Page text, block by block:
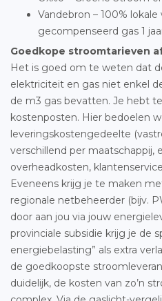
Vandebron – 100%
gecompenseerd gas 1
Goedkope stroomtarieven
Het is goed om te weten dat
elektriciteit en gas niet enkel
de m3 gas bevatten. Je hebt
kostenposten. Hier bedoelen
leveringskostengedeelte
verschillend per maatschappij,
overheadkosten,
Eveneens krijg je te maken
regionale netbeheerder (bijv.
door aan jou via jouw
provinciale subsidie krijg je de
energiebelasting” als extra
de goedkoopste
duidelijk, de kosten van zo’n